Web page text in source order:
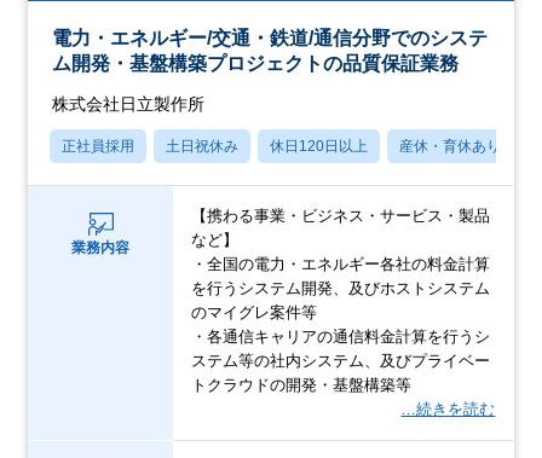
電力・エネルギー/交通・鉄道/通信分野でのシステ
ム開発・基盤構築プロジェクトの品質保証業務
株式会社日立製作所
正社員採用 土日祝休み 休日120日以上 産休・育休あり
業務内容
【携わる事業・ビジネス・サービス・製品
など】
・全国の電力・エネルギー各社の料金計算
を行うシステム開発、及びホストシステム
のマイグレ案件等
・各通信キャリアの通信料金計算を行うシ
ステム等の社内システム、及びプライベー
トクラウドの開発・基盤構築等
…続きを読む